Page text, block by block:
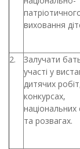
виховання
2.
Залучати
участі у
дитячих
конкурсах,
національних
та розвагах.